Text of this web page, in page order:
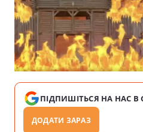
ПІДПИШІТЬСЯ НА НАС В
ДОДАТИ ЗАРАЗ